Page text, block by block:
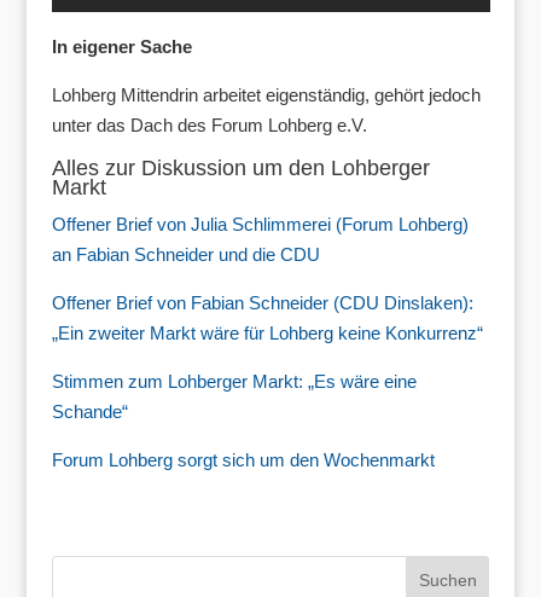
In eigener Sache
Lohberg Mittendrin arbeitet eigenständig, gehört jedoch
unter das Dach des Forum Lohberg e.V.
Alles zur Diskussion um den Lohberger
Markt
Offener Brief von Julia Schlimmerei (Forum Lohberg)
an Fabian Schneider und die CDU
Offener Brief von Fabian Schneider (CDU Dinslaken):
„Ein zweiter Markt wäre für Lohberg keine Konkurrenz“
Stimmen zum Lohberger Markt: „Es wäre eine
Schande“
Forum Lohberg sorgt sich um den Wochenmarkt